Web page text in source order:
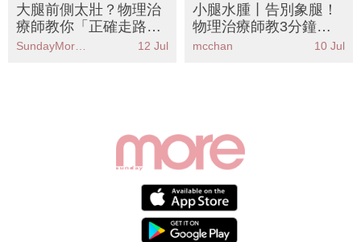
大腿前側太壯？物理治
療師教你「正確走路」
丨6個動作KO假性粗腿
12 Jul
小腿水腫丨告別象腿！
物理治療師教3分鐘睡
前消腫運動 附5款去水
mcchan 10 Jul